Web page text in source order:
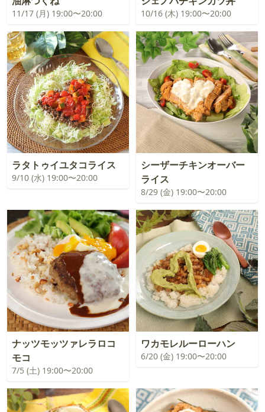
11/17 (月) 19:00〜20:00 10/16 (木) 19:00〜20:00
ラタトゥイユタコライス
9/10 (水) 19:00〜20:00
シーザーチキンオーバー
ライス
8/29 (金) 19:00〜20:00
ナッツモッツァレラロコ
モコ
7/5 (土) 19:00〜20:00
ワカモレルーローハン
6/20 (金) 19:00〜20:00